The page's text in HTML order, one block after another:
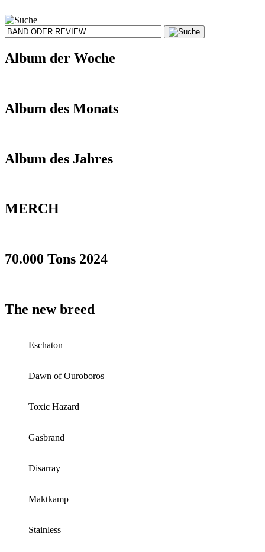
Album der Woche
Album des Monats
Album des Jahres
MERCH
70.000 Tons 2024
The new breed
Eschaton
Dawn of Ouroboros
Toxic Hazard
Gasbrand
Disarray
Maktkamp
Stainless